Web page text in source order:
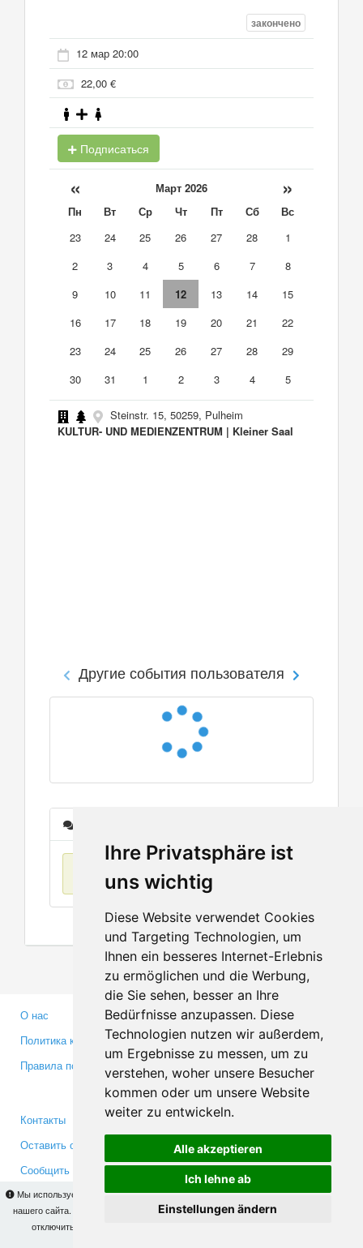
Ihre Privatsphäre ist
uns wichtig
Diese Website verwendet Cookies
und Targeting Technologien, um
Ihnen ein besseres Internet-Erlebnis
zu ermöglichen und die Werbung,
die Sie sehen, besser an Ihre
Bedürfnisse anzupassen. Diese
Technologien nutzen wir außerdem,
um Ergebnisse zu messen, um zu
verstehen, woher unsere Besucher
kommen oder um unsere Website
weiter zu entwickeln.
Alle akzeptieren
Ich lehne ab
Einstellungen ändern
Мы используем cookies для того, чтобы Вы могли использовать весь функционал
нашего сайта. На
Вы сможете узнать подробности и, при желании,
отключить использование cookies. Продолжая пользоваться сайтом, Вы
закончено
12 мар 20:00
22,00 €
Подписаться
« Март 2026 »
Пн Вт Ср Чт Пт Сб
Вс
23
24 25 26 27 28
1
2
3 4 5 6 7
8
9
10 11 12 13 14
15
16
17 18 19 20 21
22
23
24 25 26 27 28
29
30
31 1 2 3 4 5
Steinstr. 15, 50259, Pulheim
KULTUR- UND MEDIENZENTRUM | Kleiner Saal
Другие события пользователя
О нас
Политика конфиденциальности
Правила пользования
Партнерам
Инвесторам
Медиа
Контакты
Оставить отзыв
Сообщить об ошибке
Facebook
Twitter
YouTube
Google+